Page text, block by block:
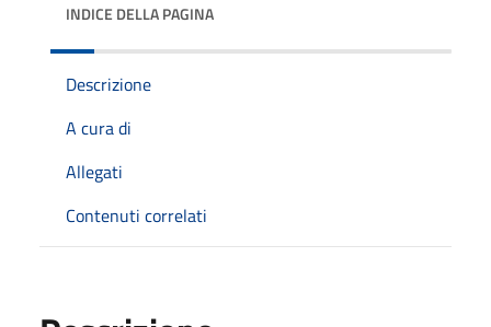
INDICE DELLA PAGINA
Descrizione
A cura di
Allegati
Contenuti correlati